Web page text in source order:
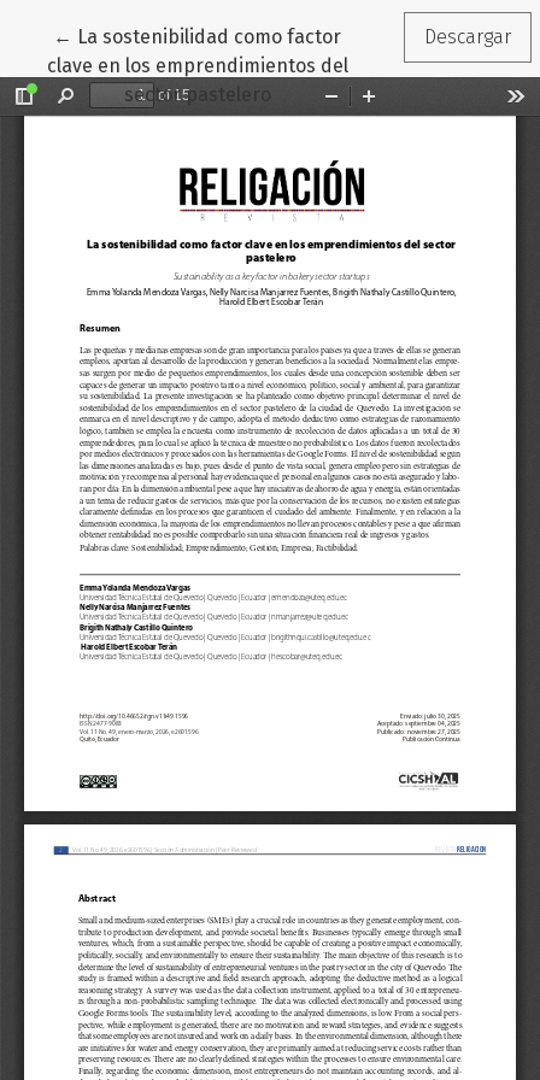
← Volver a los detalles del artículo
La sostenibilidad como factor
clave en los emprendimientos del
sector pastelero
Descargar